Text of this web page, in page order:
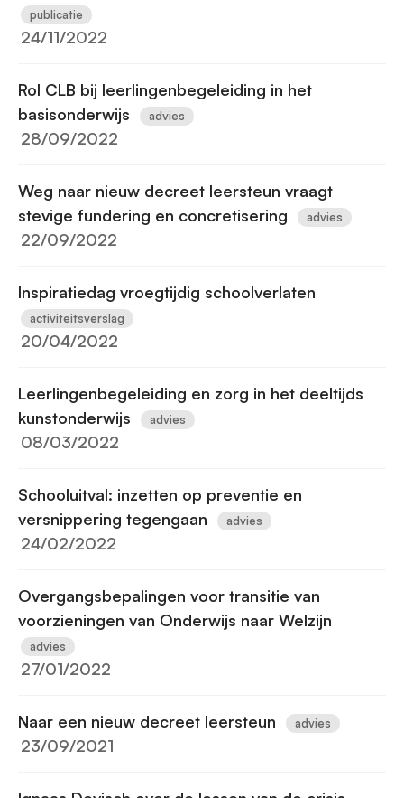
publicatie
24/11/2022
Rol CLB bij leerlingenbegeleiding in het
basisonderwijs
advies
28/09/2022
Weg naar nieuw decreet leersteun vraagt
stevige fundering en concretisering
advies
22/09/2022
Inspiratiedag vroegtijdig schoolverlaten
activiteitsverslag
20/04/2022
Leerlingenbegeleiding en zorg in het deeltijds
kunstonderwijs
advies
08/03/2022
Schooluitval: inzetten op preventie en
versnippering tegengaan
advies
24/02/2022
Overgangsbepalingen voor transitie van
voorzieningen van Onderwijs naar Welzijn
advies
27/01/2022
Naar een nieuw decreet leersteun advies
23/09/2021